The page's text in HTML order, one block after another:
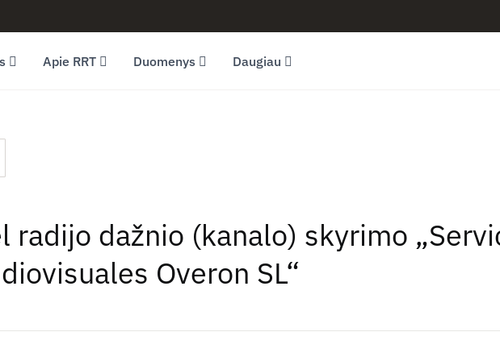
Apie RRT Duomenys Daugiau
radijo dažnio (kanalo) skyrimo
Overon SL“